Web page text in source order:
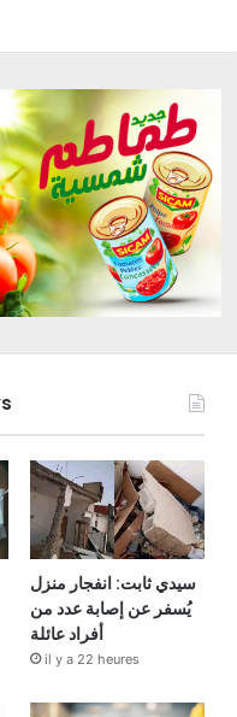
سيدي ثابت: انفجار منزل
يُسفر عن إصابة عدد من
أفراد عائلة
il y a 22 heures